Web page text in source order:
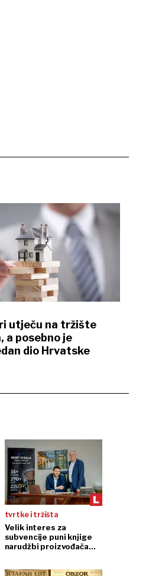
utječu na tržište
a posebno je
dio Hrvatske
tvrtke i tržišta
Velik interes za
subvencije puni knjige
narudžbi proizvođača